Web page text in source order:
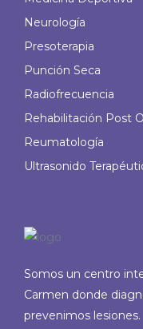
Neurología
Presoterapia
Punción Seca
Radiofrecuencia
Rehabilitación Post
Reumatología
Ultrasonido
Somos un centro
Carmen donde
prevenimos lesiones.